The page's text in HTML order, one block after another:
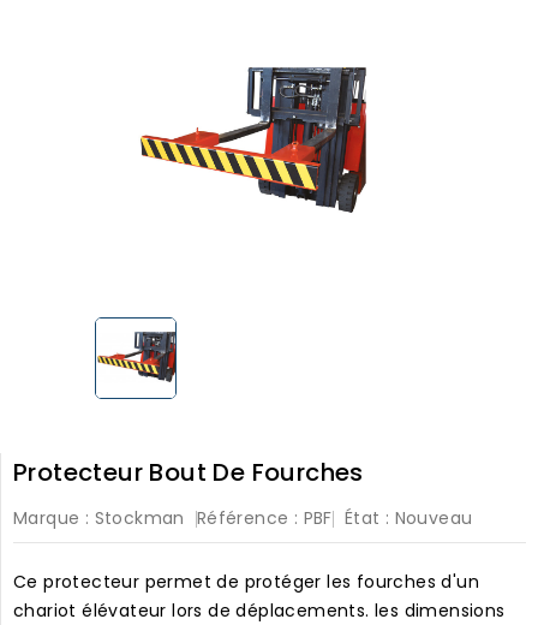
Protecteur Bout De Fourches
Marque : Stockman Référence : PBF État : Nouveau
Ce protecteur permet de protéger les fourches d'un
chariot élévateur lors de déplacements. les dimensions